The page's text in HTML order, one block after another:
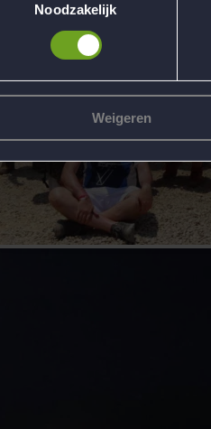
Noodzakelijk
Weigeren